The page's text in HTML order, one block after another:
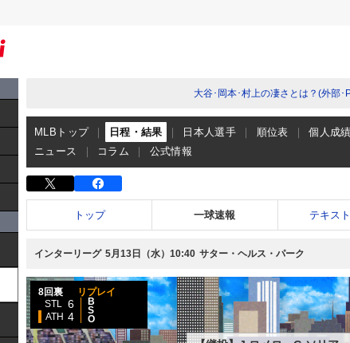
大谷･岡本･村上の凄さとは？(外部･
MLBトップ 日程・結果 日本人選手 順位表 個人成績
ニュース
コラム 公式情報
トップ 一球速報 テキス
インターリーグ 5月13日（水） 10:40 サター・ヘルス・パーク
8回裏
リプレイ
STL 6
ATH 4
B
S
O